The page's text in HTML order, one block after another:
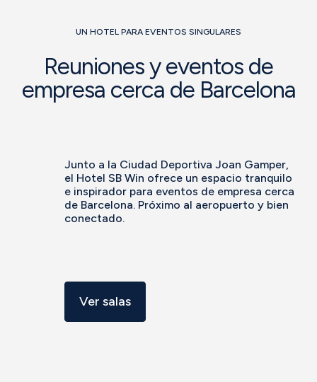
UN HOTEL PARA EVENTOS SINGULARES
Reuniones y eventos de
empresa cerca de Barcelona
Junto a la Ciudad Deportiva Joan Gamper,
el Hotel SB Win ofrece un espacio tranquilo
e inspirador para eventos de empresa cerca
de Barcelona. Próximo al aeropuerto y bien
conectado.
Ver salas